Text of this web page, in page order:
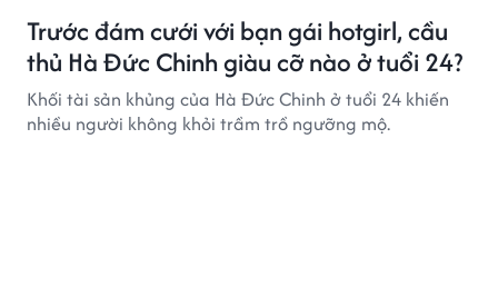
Trước đám cưới với bạn gái hotgirl, cầu
thủ Hà Đức Chinh giàu cỡ nào ở tuổi 24?
Khối tài sản khủng của Hà Đức Chinh ở tuổi 24 khiến
nhiều người không khỏi trầm trồ ngưỡng mộ.